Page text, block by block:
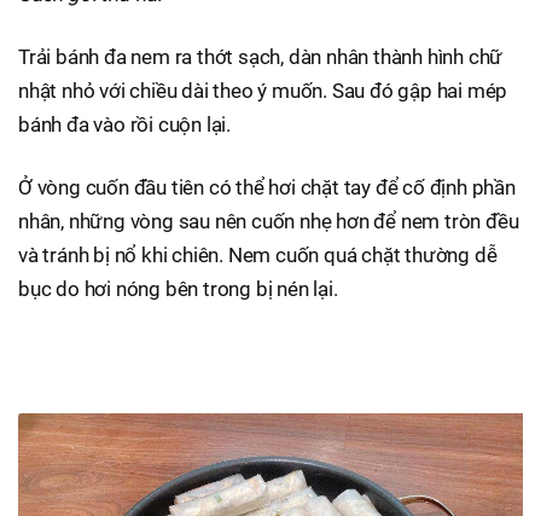
Trải bánh đa nem ra thớt sạch, dàn nhân thành hình chữ
nhật nhỏ với chiều dài theo ý muốn. Sau đó gập hai mép
bánh đa vào rồi cuộn lại.
Ở vòng cuốn đầu tiên có thể hơi chặt tay để cố định phần
nhân, những vòng sau nên cuốn nhẹ hơn để nem tròn đều
và tránh bị nổ khi chiên. Nem cuốn quá chặt thường dễ
bục do hơi nóng bên trong bị nén lại.